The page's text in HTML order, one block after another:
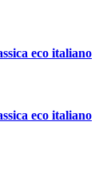
eco italiano
eco italiano